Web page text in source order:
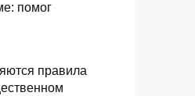
помог
правила